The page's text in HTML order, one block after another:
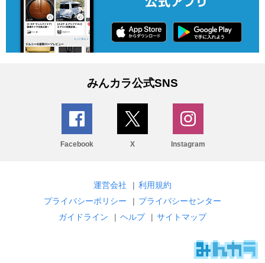
みんカラ公式SNS
Facebook X Instagram
運営会社 | 利用規約
プライバシーポリシー
| プライバシーセンター
ガイドライン
| ヘルプ | サイトマップ